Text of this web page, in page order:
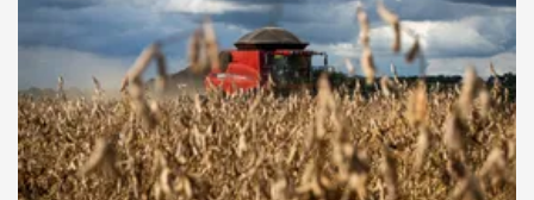
R$ 145.000
Consultar